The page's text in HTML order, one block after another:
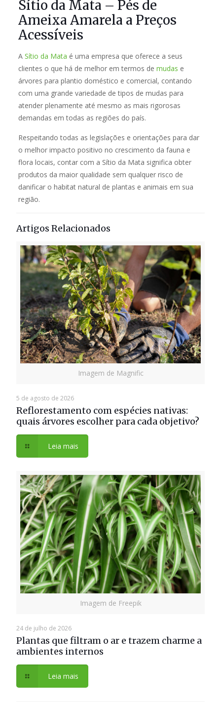
Sítio da Mata – Pés de
Ameixa Amarela a Preços
Acessíveis
A Sítio da Mata é uma empresa que oferece a seus
clientes o que há de melhor em termos de mudas e
árvores para plantio doméstico e comercial, contando
com uma grande variedade de tipos de mudas para
atender plenamente até mesmo as mais rigorosas
demandas em todas as regiões do país.
Respeitando todas as legislações e orientações para dar
o melhor impacto positivo no crescimento da fauna e
flora locais, contar com a Sítio da Mata significa obter
produtos da maior qualidade sem qualquer risco de
danificar o habitat natural de plantas e animais em sua
região.
Artigos Relacionados
Imagem de Magnific
5 de agosto de 2026
Reflorestamento com espécies nativas:
quais árvores escolher para cada objetivo?
Leia mais
Imagem de Freepik
24 de julho de 2026
Plantas que filtram o ar e trazem charme a
ambientes internos
Leia mais